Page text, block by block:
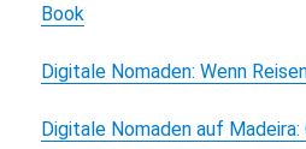
Book
Digitale Nomaden: Wenn
Digitale Nomaden auf